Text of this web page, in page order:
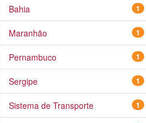
1
Bahia
1
Maranhão
1
Pernambuco
1
Sergipe
1
Sistema de Transporte